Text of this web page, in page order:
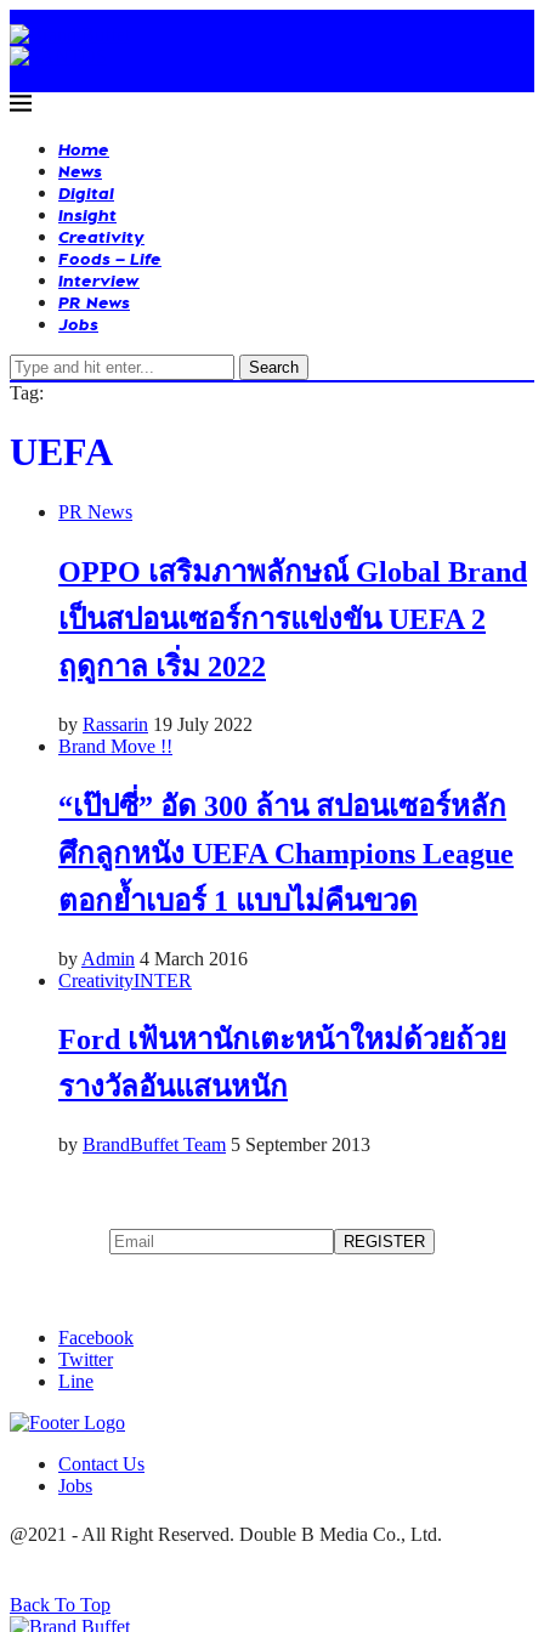
Home
News
Digital
Insight
Creativity
Foods – Life
Interview
PR News
Jobs
Search
Tag:
UEFA
PR News
OPPO เสริมภาพลักษณ์​ Global Brand
เป็นสปอนเซอร์การแข่งขัน UEFA 2
ฤดูกาล เริ่ม 2022
by Rassarin 19 July 2022
Brand Move !!
“เป๊ปซี่” อัด 300 ล้าน สปอนเซอร์หลัก
ศึกลูกหนัง UEFA Champions League
ตอกย้ำเบอร์ 1 แบบไม่คืนขวด
by Admin 4 March 2016
CreativityINTER
Ford เฟ้นหานักเตะหน้าใหม่ด้วยถ้วย
รางวัลอันแสนหนัก
by BrandBuffet Team 5 September 2013
Facebook
Twitter
Line
Contact Us
Jobs
@2021 - All Right Reserved. Double B Media Co., Ltd.
Back To Top